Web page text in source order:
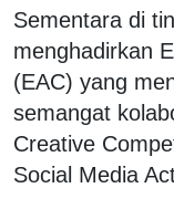
Sementara di
menghadirkan
(EAC) yang
semangat
Creative
Social Media